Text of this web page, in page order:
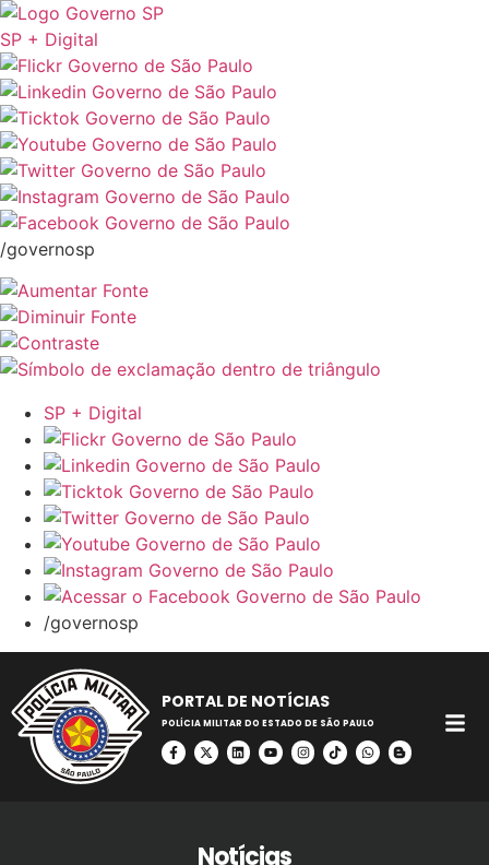
SP + Digital
/governosp
SP + Digital
/governosp
PORTAL DE NOTÍCIAS
POLÍCIA MILITAR DO ESTADO DE SÃO PAULO
Notícias